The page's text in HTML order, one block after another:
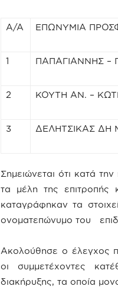
Α/Α ΕΠΩΝΥΜΙΑ
1 ΠΑΠΑΓΙΑΝΝΗΣ –
2 ΚΟΥΤΗ ΑΝ. –
3 ΔΕΛΗΤΣΙΚΑΣ ΔΗ
Σημειώνεται ότι κατά
τα μέλη της επιτροπής
καταγράφηκαν τα
ονοματεπώνυμο του
Ακολούθησε ο έλεγχος
οι συμμετέχοντες
διακήρυξης, τα οποία